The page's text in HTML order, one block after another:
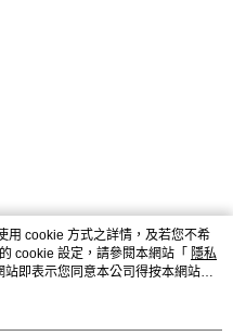
用 cookie 方式之詳情，及若您不希
cookie 設定，請參閱本網站「 隱私
即表示您同意本公司得按本網站使